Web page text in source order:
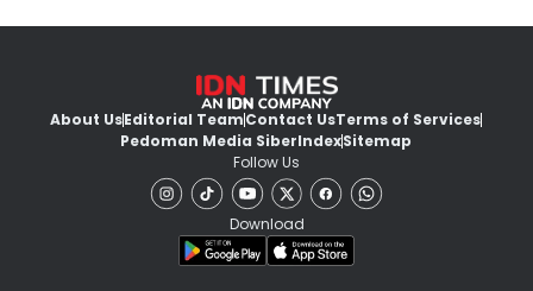
About UsEditorial TeamContact UsTerms of Services
Pedoman Media SiberIndexSitemap
Follow Us
Download